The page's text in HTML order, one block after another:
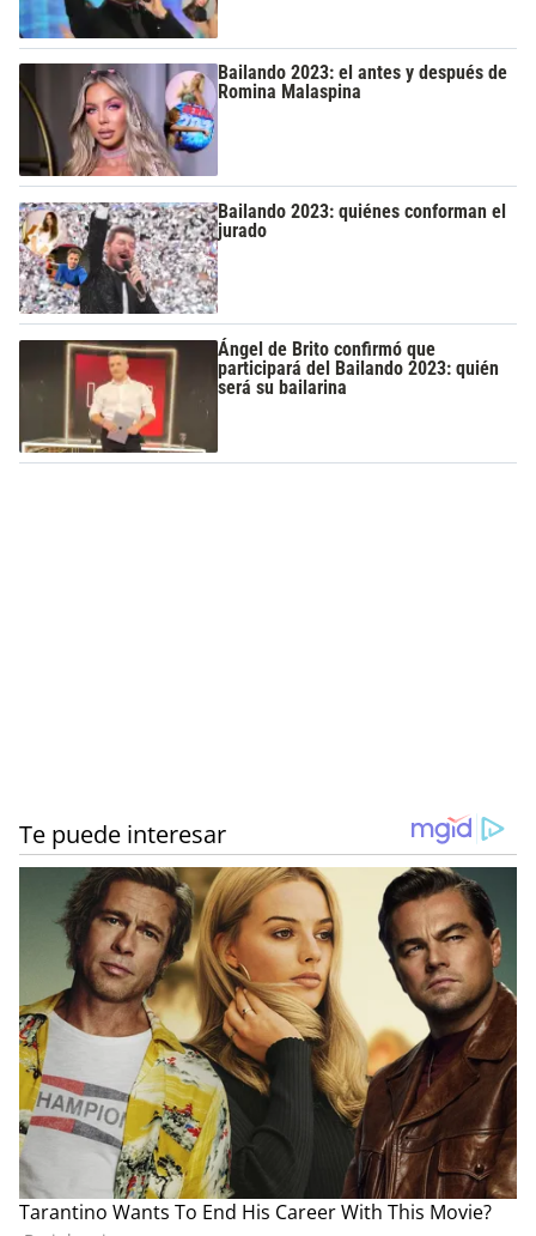
Bailando 2023: el antes y después de
Romina Malaspina
Bailando 2023: quiénes conforman el
jurado
Ángel de Brito confirmó que
participará del Bailando 2023: quién
será su bailarina